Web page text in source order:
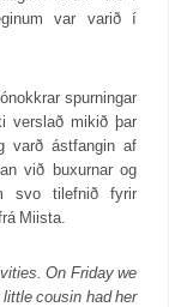
var varið í
spurningar
verslað mikið þar
varð ástfangin af
við buxurnar og
svo tilefnið fyrir
Miista.
On Friday we
cousin had her